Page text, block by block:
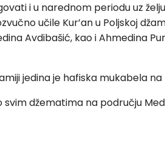
i u narednom periodu uz
učile Kur’an u Poljskoj
Avdibašić, kao i Ahmedina
jedina je hafiska mukabela
džematima na području